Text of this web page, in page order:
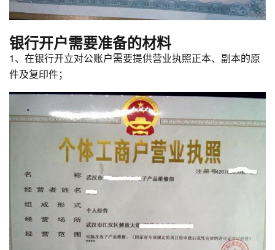
银行开户需要准备的材料
1、在银行开立对公账户需要提供营业执照正本、副本的原
件及复印件；